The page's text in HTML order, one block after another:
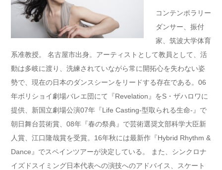
コンテンポラリー
ダンサー、振付
家、筑波大学体育
系准教授。 名古屋市出身。アーティストとして教員として、活
動は多岐に渡り、洗練されていながら常に開拓心を失わない姿
勢で、現在の日本のダンスシーンをリードする存在である。06
年ボリショイ劇場バレエ団にて『Revelation』をS・ザハロワに
提供、新国立劇場公演07年『Life Casting-型取られる生命-』で
朝日舞台芸術賞、08年『春の祭典』で芸術選奨文部科学大臣新
人賞、江口隆哉賞を受賞。16年秋には最新作『Hybrid Rhythm &
Dance』でスペインツアーが決定している。 また、シンクロナ
イズドスイミング日本代表への演技へのアドバイス、スケート